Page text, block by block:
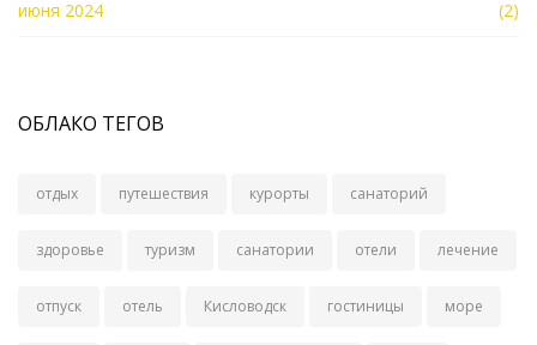
июня 2024 (2)
ОБЛАКО ТЕГОВ
отдых путешествия курорты санаторий
здоровье туризм санатории отели лечение
отпуск отель Кисловодск гостиницы море